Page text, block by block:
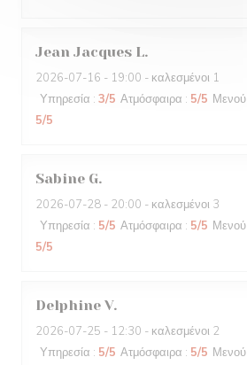
Jean Jacques L
2026-07-16 - 19:00 - καλεσμένοι 1
Υπηρεσία : 3/5 Ατμόσφαιρα : 5/5 Μενού
5/5
Sabine G
2026-07-28 - 20:00 - καλεσμένοι 3
Υπηρεσία : 5/5 Ατμόσφαιρα : 5/5 Μενού
5/5
Delphine V
2026-07-25 - 12:30 - καλεσμένοι 2
Υπηρεσία : 5/5 Ατμόσφαιρα : 5/5 Μενού